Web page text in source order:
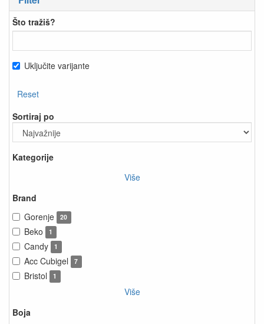
Što tražiš?
Uključite varijante
Reset
Sortiraj po
Kategorije
Više
Brand
Gorenje
20
Beko 1
Candy 1
Acc Cubigel 7
Bristol 1
Više
Boja